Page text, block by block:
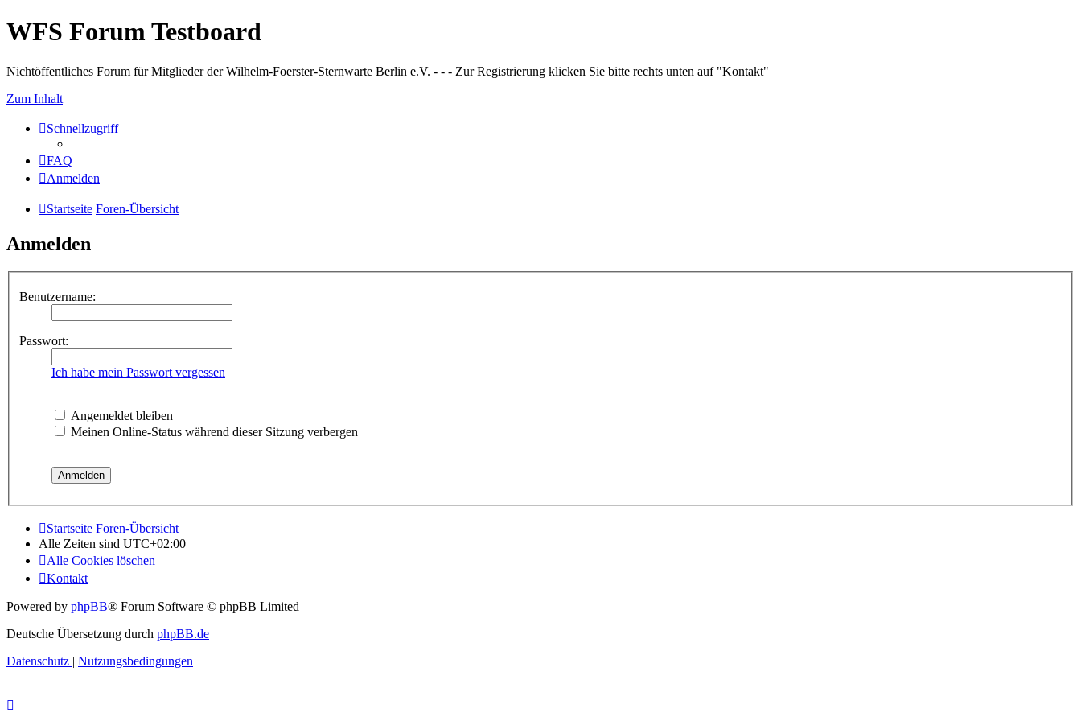
WFS Forum Testboard
Nichtöffentliches Forum für Mitglieder der Wilhelm-Foerster-Sternwarte Berlin e.V. - - - Zur Registrierung klicken Sie bitte rechts unten auf "Kontakt"
Zum Inhalt
Schnellzugriff
FAQ
Anmelden
Startseite Foren-Übersicht
Anmelden
Benutzername:
Passwort:
Ich habe mein Passwort vergessen
Angemeldet bleiben
Meinen Online-Status während dieser Sitzung verbergen
Startseite Foren-Übersicht
Alle Zeiten sind UTC+02:00
Alle Cookies löschen
Kontakt
Powered by phpBB® Forum Software © phpBB Limited
Deutsche Übersetzung durch phpBB.de
Datenschutz | Nutzungsbedingungen